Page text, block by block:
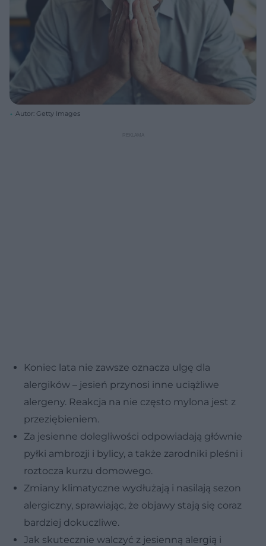
Autor: Getty Images
Koniec lata nie zawsze oznacza ulgę dla
alergików – jesień przynosi inne uciążliwe
alergeny. Reakcja na nie często mylona jest z
przeziębieniem.
Za jesienne dolegliwości odpowiadają głównie
pyłki ambrozji i bylicy, a także zarodniki pleśni i
roztocza kurzu domowego.
Zmiany klimatyczne wydłużają i nasilają sezon
alergiczny, sprawiając, że objawy stają się coraz
bardziej dokuczliwe.
Jak skutecznie walczyć z jesienną alergią i